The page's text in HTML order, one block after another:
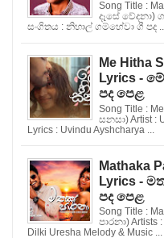
Song Title :
දෑසේ වේදනා)
සංගිතය : නිහාල් ගම්හේවා ගී පද ...
Me Hitha
Lyrics -
පද පෙළ
Song Title :
සනසා) Artist :
Lyrics : Uvindu Ayshcharya ...
Mathaka
Lyrics -
පද පෙළ
Song Title :
පාරනා) Artists
Dilki Uresha Melody & Music ...